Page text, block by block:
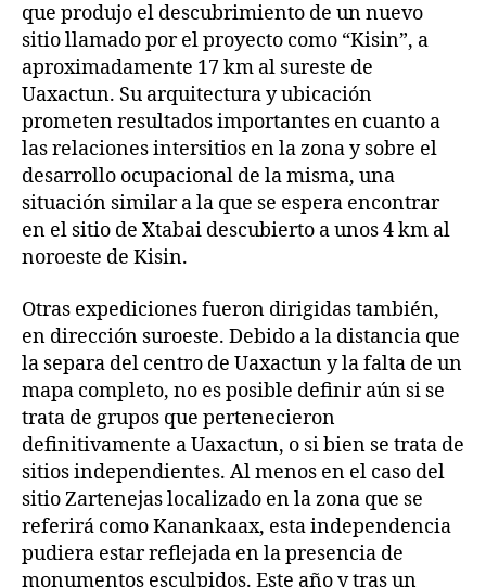
que produjo el descubrimiento de un nuevo
sitio llamado por el proyecto como “Kisin”, a
aproximadamente 17 km al sureste de
Uaxactun. Su arquitectura y ubicación
prometen resultados importantes en cuanto a
las relaciones intersitios en la zona y sobre el
desarrollo ocupacional de la misma, una
situación similar a la que se espera encontrar
en el sitio de Xtabai descubierto a unos 4 km al
noroeste de Kisin.
Otras expediciones fueron dirigidas también,
en dirección suroeste. Debido a la distancia que
la separa del centro de Uaxactun y la falta de un
mapa completo, no es posible definir aún si se
trata de grupos que pertenecieron
definitivamente a Uaxactun, o si bien se trata de
sitios independientes. Al menos en el caso del
sitio Zartenejas localizado en la zona que se
referirá como Kanankaax, esta independencia
pudiera estar reflejada en la presencia de
monumentos esculpidos. Este año y tras un